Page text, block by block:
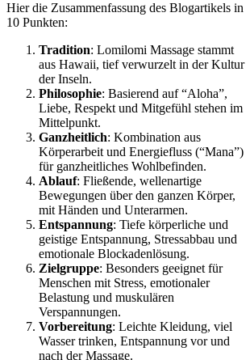
Hier die Zusammenfassung des Blogartikels in
10 Punkten:
Tradition: Lomilomi Massage stammt
aus Hawaii, tief verwurzelt in der Kultur
der Inseln.
Philosophie: Basierend auf “Aloha”,
Liebe, Respekt und Mitgefühl stehen im
Mittelpunkt.
Ganzheitlich: Kombination aus
Körperarbeit und Energiefluss (“Mana”)
für ganzheitliches Wohlbefinden.
Ablauf: Fließende, wellenartige
Bewegungen über den ganzen Körper,
mit Händen und Unterarmen.
Entspannung: Tiefe körperliche und
geistige Entspannung, Stressabbau und
emotionale Blockadenlösung.
Zielgruppe: Besonders geeignet für
Menschen mit Stress, emotionaler
Belastung und muskulären
Verspannungen.
Vorbereitung: Leichte Kleidung, viel
Wasser trinken, Entspannung vor und
nach der Massage.